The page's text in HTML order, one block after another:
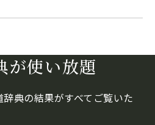
が使い放題
典の結果がすべてご覧いた